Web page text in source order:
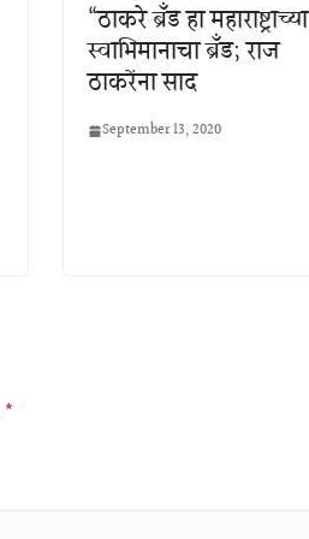
“ठाकरे ब्रँड हा महाराष्ट्राच्या
स्वाभिमानाचा ब्रँड; राज
ठाकरेंना साद
September 13, 2020
*